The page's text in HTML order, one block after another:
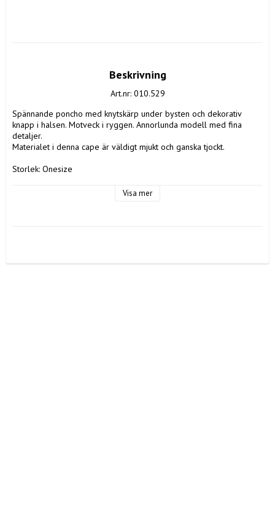
Beskrivning
Art.nr: 010.529
Spännande poncho med knytskärp under bysten och dekorativ
knapp i halsen. Motveck i ryggen. Annorlunda modell med fina
detaljer.
Materialet i denna cape är väldigt mjukt och ganska tjockt.
Storlek: Onesize
Material: 95% Polyester, 5% Elastan
Visa mer